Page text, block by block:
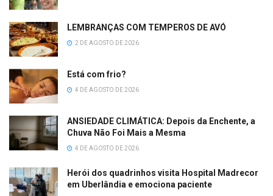
LEMBRANÇAS COM TEMPEROS DE AVÓ
2 DE AGOSTO DE 2026
Está com frio?
4 DE AGOSTO DE 2026
ANSIEDADE CLIMÁTICA: Depois da Enchente, a
Chuva Não Foi Mais a Mesma
4 DE AGOSTO DE 2026
Herói dos quadrinhos visita Hospital Madrecor
em Uberlândia e emociona paciente